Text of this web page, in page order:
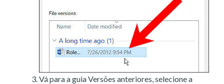
Vá para a guia Versões anteriores, selecione a